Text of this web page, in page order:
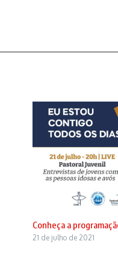
Conheça a
21 de julho de 2021